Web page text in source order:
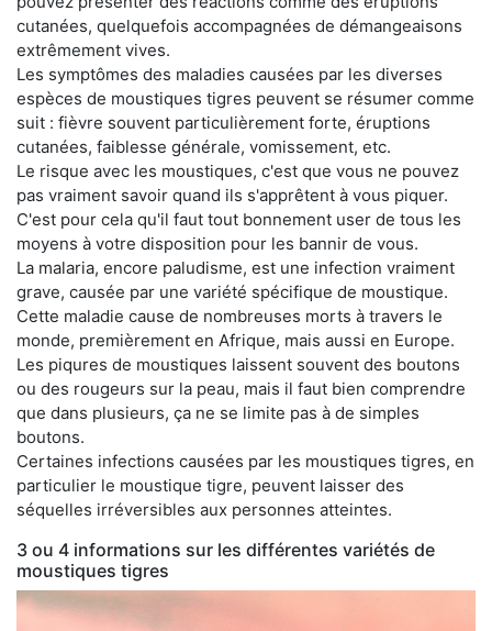
cutanées, quelquefois accompagnées de démangeaisons
extrêmement vives.
Les symptômes des maladies causées par les diverses
espèces de moustiques tigres peuvent se résumer comme
suit : fièvre souvent particulièrement forte, éruptions
cutanées, faiblesse générale, vomissement, etc.
Le risque avec les moustiques, c'est que vous ne pouvez
pas vraiment savoir quand ils s'apprêtent à vous piquer.
C'est pour cela qu'il faut tout bonnement user de tous les
moyens à votre disposition pour les bannir de vous.
La malaria, encore paludisme, est une infection vraiment
grave, causée par une variété spécifique de moustique.
Cette maladie cause de nombreuses morts à travers le
monde, premièrement en Afrique, mais aussi en Europe.
Les piqures de moustiques laissent souvent des boutons
ou des rougeurs sur la peau, mais il faut bien comprendre
que dans plusieurs, ça ne se limite pas à de simples
boutons.
Certaines infections causées par les moustiques tigres, en
particulier le moustique tigre, peuvent laisser des
séquelles irréversibles aux personnes atteintes.
3 ou 4 informations sur les différentes variétés de
moustiques tigres